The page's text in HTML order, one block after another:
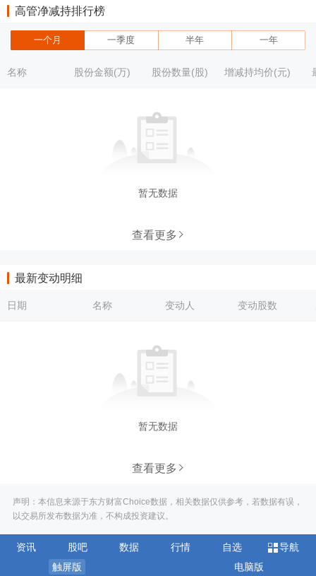
高管净减持排行榜
一个月 一季度 半年 一年
名称 股份金额(万) 股份数量(股) 增减持均价(元)
暂无数据
查看更多
最新变动明细
日期 名称 变动人 变动股数
暂无数据
查看更多
声明：本信息来源于东方财富Choice数据，相关数据仅供参考，若数据有误，
以交易所发布数据为准，不构成投资建议。
资讯 股吧 数据 行情 自选
导航
触屏版
电脑版